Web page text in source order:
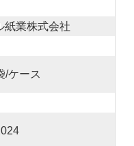
紙業株式会社
/ケース